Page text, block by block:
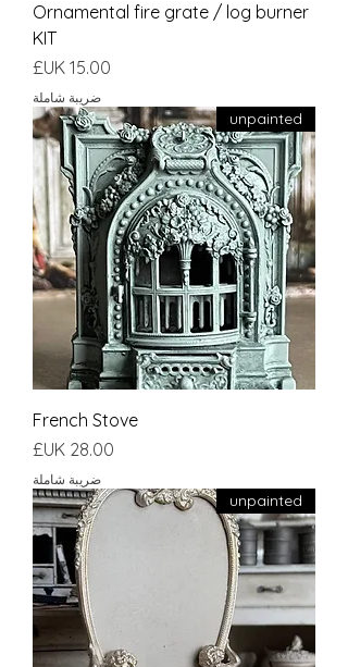
Ornamental fire grate / log burner
KIT
السعر
ضريبة شاملة
unpainted
French Stove
السعر
ضريبة شاملة
unpainted